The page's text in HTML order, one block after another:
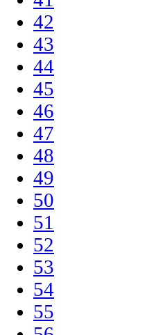
42
43
44
45
46
47
48
49
50
51
52
53
54
55